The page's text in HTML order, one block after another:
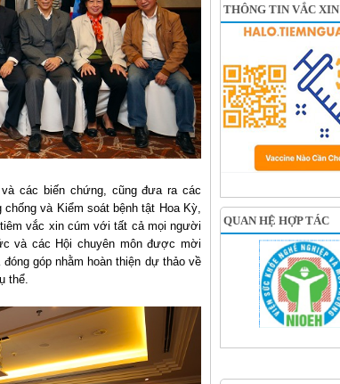
các biến chứng, cũng đưa ra các
và Kiểm soát bệnh tật Hoa Kỳ,
vắc xin cúm với tất cả mọi người
và các Hội chuyên môn được mời
góp nhằm hoàn thiện dự thảo về
thể.
THÔNG TIN VẮC XIN
QUAN HỆ HỢP TÁC